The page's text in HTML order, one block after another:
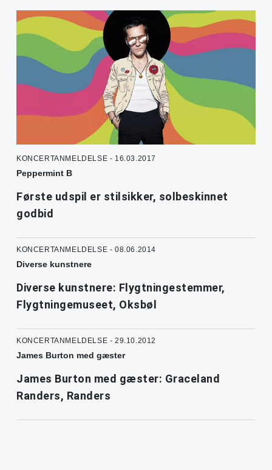
KONCERTANMELDELSE - 16.03.2017
Peppermint B
Første udspil er stilsikker, solbeskinnet
godbid
KONCERTANMELDELSE - 08.06.2014
Diverse kunstnere
Diverse kunstnere: Flygtningestemmer,
Flygtningemuseet, Oksbøl
KONCERTANMELDELSE - 29.10.2012
James Burton med gæster
James Burton med gæster: Graceland
Randers, Randers